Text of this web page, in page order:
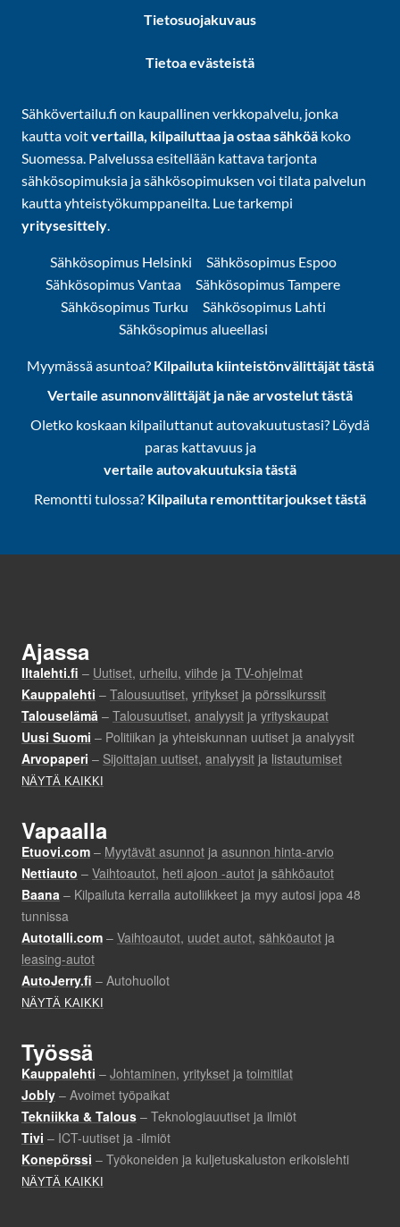
Tietosuojakuvaus
Tietoa evästeistä
Sähkövertailu.fi on kaupallinen verkkopalvelu, jonka
kautta voitvertailla, kilpailuttaa ja ostaa sähköä koko
Suomessa. Palvelussa esitellään kattava tarjonta
sähkösopimuksia ja sähkösopimuksen voi tilata palvelun
kautta yhteistyökumppaneilta. Lue tarkempi
yritysesittely.
Sähkösopimus Helsinki
Sähkösopimus Espoo
Sähkösopimus Vantaa
Sähkösopimus Tampere
Sähkösopimus Turku
Sähkösopimus Lahti
Sähkösopimus alueellasi
Myymässä asuntoa? Kilpailuta kiinteistönvälittäjät tästä
Vertaile asunnonvälittäjät ja näe arvostelut tästä
Oletko koskaan kilpailuttanut autovakuutustasi? Löydä
paras kattavuus ja
vertaile autovakuutuksia tästä
Remontti tulossa? Kilpailuta remonttitarjoukset tästä